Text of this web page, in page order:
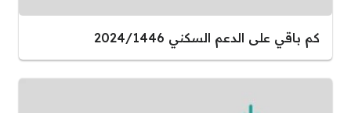
كم باقي على الدعم السكني 2024/1446